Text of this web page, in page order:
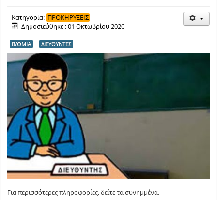
Κατηγορία: ΠΡΟΚΗΡΥΞΕΙΣ
Δημοσιεύθηκε : 01 Οκτωβρίου 2020
Β/ΘΜΙΑ ΔΙΕΥΘΥΝΤΕΣ
Για περισσότερες πληροφορίες, δείτε τα συνημμένα.